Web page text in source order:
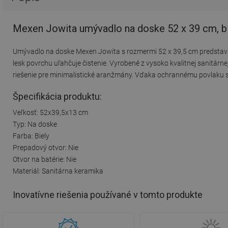
Mexen Jowita umývadlo na doske 52 x 39 cm,
Umývadlo na doske Mexen Jowita s rozmermi 52 x 39,5 cm
lesk povrchu uľahčuje čistenie. Vyrobené z vysoko kvalitnej
riešenie pre minimalistické aranžmány. Vďaka ochrannému
Špecifikácia produktu:
Veľkosť: 52x39,5x13 cm
Typ: Na doske
Farba: Biely
Prepadový otvor: Nie
Otvor na batérie: Nie
Materiál: Sanitárna keramika
Inovatívne riešenia používané v tomto produkte